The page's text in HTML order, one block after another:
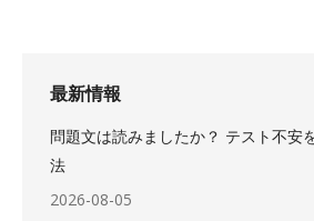
最新情報
問題文は読みましたか？ テスト不安
法
2026-08-05